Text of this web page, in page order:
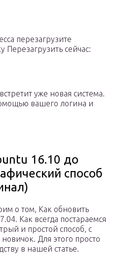
перезагрузите
Перезагрузить сейчас:
уже новая система.
вашего логина и
16.10 до
способ
о том, Как обновить
Как всегда постараемся
и простой способ, с
Для этого просто
в нашей статье.